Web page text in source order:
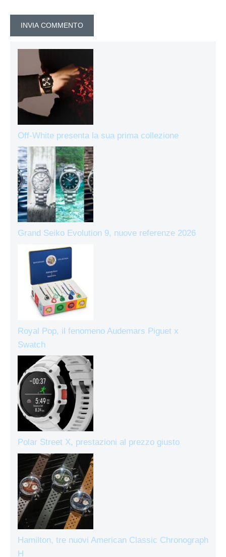
Off-White presenta la sua prima collezione
Grand Seiko Evolution 9, nuove referenze 2026
Royal Pop, il fenomeno Audemars Piguet x
Swatch
Polar Street X, prestazioni al prezzo giusto
Hamilton, tre nuovi American Classic Chronograph
H